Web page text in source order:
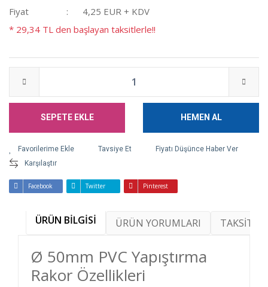
Fiyat
4,25 EUR + KDV
* 29,34 TL den başlayan taksitlerle!!
SEPETE EKLE HEMEN AL
Tavsiye Et
Fiyatı Düşünce Haber Ver
Karşılaştır
Facebook Twitter Pinterest
ÜRÜN BİLGİSİ ÜRÜN YORUMLARI TAKSİT
Ø 50mm PVC Yapıştırma
Rakor Özellikleri